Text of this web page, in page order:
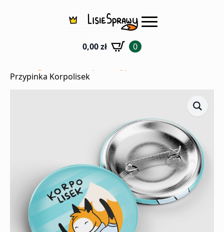
0,00zł
0
Przypinka Korpolisek